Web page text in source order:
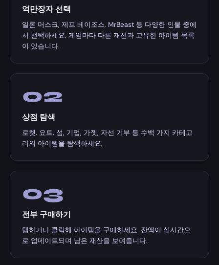
억만장자 선택
일론 머스크, 제프 베이조스, MrBeast 등 다양한 인물 중에
서 선택하세요. 게임마다 다른 재산과 고유한 아이템 목록
이 있습니다.
02
상점 탐색
로켓, 요트, 섬, 기업, 가젯, 자선 기부 등 수백 가지 카테고
리의 아이템을 탐색하세요.
03
전부 구매하기
탭하거나 클릭해 아이템을 구매하세요. 잔액이 실시간으
로 업데이트되며 남은 재산을 보여줍니다.